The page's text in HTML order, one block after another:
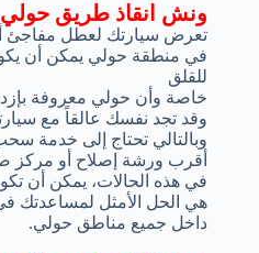
ونش انقاذ طريق حولي
تعرض سيارتك لعطل مفاجئ
في منطقة حولي يمكن أن
للقلق
خاصة وأن حولي معروفة
وقد تجد نفسك عالقاً مع
وبالتالي تحتاج إلى خدمة
أقرب ورشة إصلاح أو مركز
في هذه الحالات، يمكن أن
هي الحل الأمثل لمساعدتك
داخل جميع مناطق حولي.